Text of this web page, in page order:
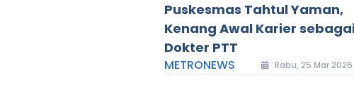
Puskesmas Tahtul Yaman,
Kenang Awal Karier
Dokter PTT
METRONEWS Rabu, 25 Mar 2026